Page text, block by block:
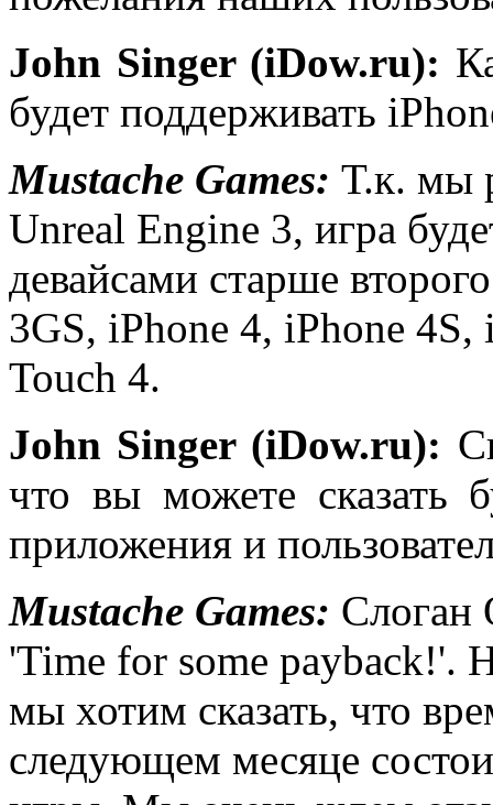
John Singer (iDow.ru):
будет поддерживать
Mustache Games: Т.к. мы
Unreal Engine 3, игра
девайсами старше
3GS, iPhone 4, iPhone
Touch 4.
John Singer (iDow.ru):
что вы можете сказать
приложения и
Mustache Games: Слоган
'Time for some payback!'.
мы хотим сказать, что
следующем месяце